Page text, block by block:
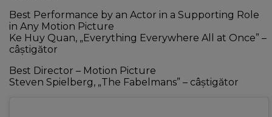
Best Performance by an Actor in a Supporting Role
in Any Motion Picture
Ke Huy Quan, „Everything Everywhere All at Once” –
câştigător
Best Director – Motion Picture
Steven Spielberg, „The Fabelmans” – câştigător